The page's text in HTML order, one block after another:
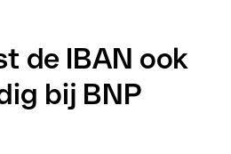
de IBAN ook
bij BNP